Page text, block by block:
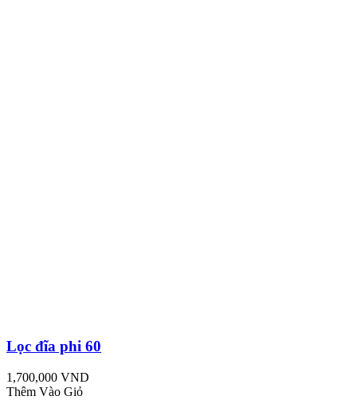
Lọc đĩa phi 60
1,700,000 VND
Thêm Vào Giỏ